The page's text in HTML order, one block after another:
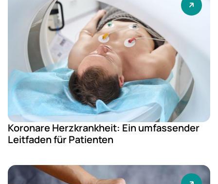
Koronare Herzkrankheit: Ein umfassender
Leitfaden für Patienten